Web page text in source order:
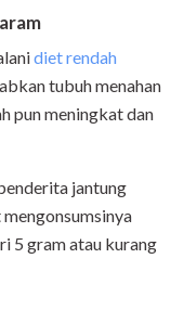
diet rendah
tubuh menahan
pun meningkat dan
jantung
5 gram atau kurang